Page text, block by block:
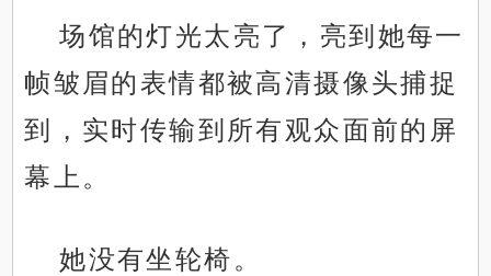
场馆的灯光太亮了，亮到她每一
帧皱眉的表情都被高清摄像头捕捉
到，实时传输到所有观众面前的屏
幕上。
她没有坐轮椅。